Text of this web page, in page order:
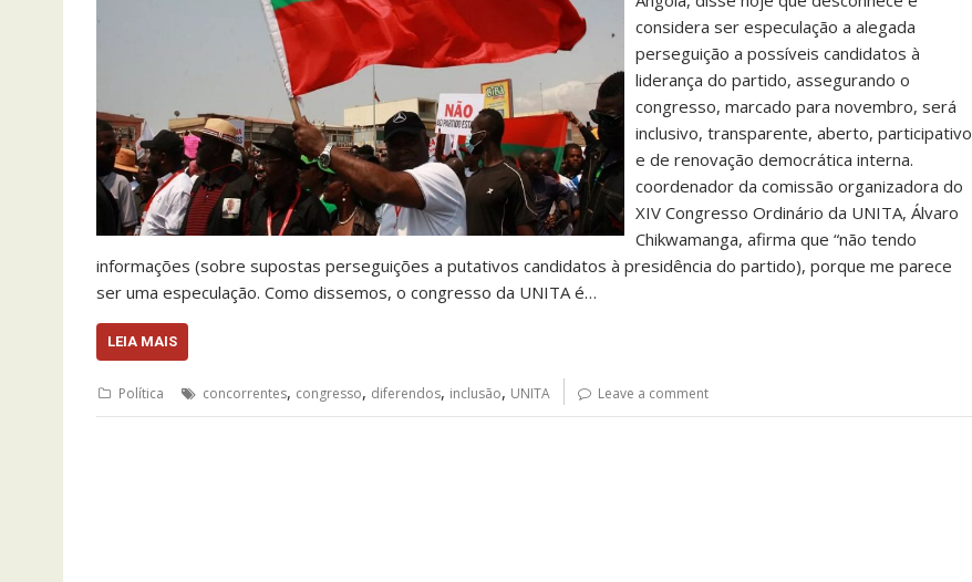
considera ser especulação a alegada
perseguição a possíveis candidatos à
liderança do partido, assegurando o
congresso, marcado para novembro, será
inclusivo, transparente, aberto, participativo
e de renovação democrática interna.
coordenador da comissão organizadora do
XIV Congresso Ordinário da UNITA, Álvaro
Chikwamanga, afirma que “não tendo
informações (sobre supostas perseguições a putativos candidatos à presidência do partido), porque me parece
ser uma especulação. Como dissemos, o congresso da UNITA é…
LEIA MAIS
Política concorrentes, congresso, diferendos, inclusão, UNITA Leave a comment